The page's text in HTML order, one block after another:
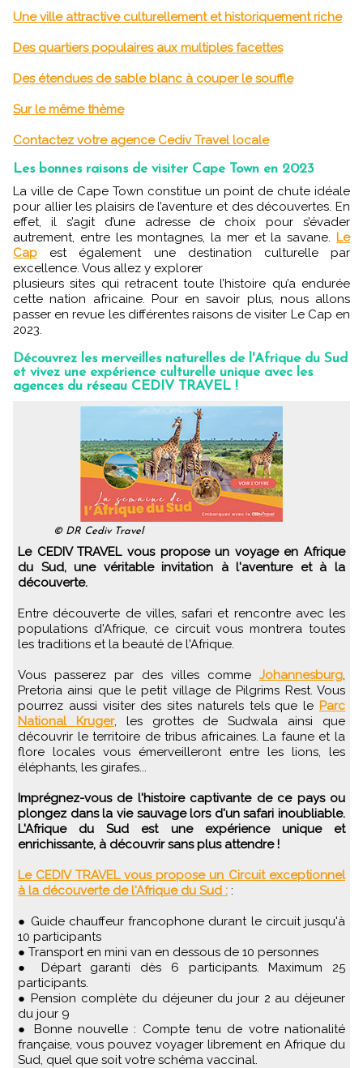
Une ville attractive culturellement et historiquement riche
Des quartiers populaires aux multiples facettes
Des étendues de sable blanc à couper le souffle
Sur le même thème
Contactez votre agence Cediv Travel locale
Les bonnes raisons de visiter Cape Town en 2023
La ville de Cape Town constitue un point de chute idéale
pour allier les plaisirs de l’aventure et des découvertes. En
effet, il s’agit d’une adresse de choix pour s’évader
autrement, entre les montagnes, la mer et la savane. Le
Cap est également une destination culturelle par
excellence. Vous allez y explorer
plusieurs sites qui retracent toute l’histoire qu’a endurée
cette nation africaine. Pour en savoir plus, nous allons
passer en revue les différentes raisons de visiter Le Cap en
2023.
Découvrez les merveilles naturelles de l'Afrique du Sud
et vivez une expérience culturelle unique avec les
agences du réseau CEDIV TRAVEL !
© DR Cediv Travel
Le CEDIV TRAVEL vous propose un voyage en Afrique
du Sud, une véritable invitation à l'aventure et à la
découverte.
Entre découverte de villes, safari et rencontre avec les
populations d'Afrique, ce circuit vous montrera toutes
les traditions et la beauté de l'Afrique.
Vous passerez par des villes comme Johannesburg,
Pretoria ainsi que le petit village de Pilgrims Rest. Vous
pourrez aussi visiter des sites naturels tels que le Parc
National Kruger, les grottes de Sudwala ainsi que
découvrir le territoire de tribus africaines. La faune et la
flore locales vous émerveilleront entre les lions, les
éléphants, les girafes...
Imprégnez-vous de l'histoire captivante de ce pays ou
plongez dans la vie sauvage lors d'un safari inoubliable.
L'Afrique du Sud est une expérience unique et
enrichissante, à découvrir sans plus attendre !
Le CEDIV TRAVEL vous propose un Circuit exceptionnel
à la découverte de l'Afrique du Sud : :
● Guide chauffeur francophone durant le circuit jusqu'à
10 participants
● Transport en mini van en dessous de 10 personnes
● Départ garanti dès 6 participants. Maximum 25
participants.
● Pension complète du déjeuner du jour 2 au déjeuner
du jour 9
● Bonne nouvelle : Compte tenu de votre nationalité
française, vous pouvez voyager librement en Afrique du
Sud, quel que soit votre schéma vaccinal.